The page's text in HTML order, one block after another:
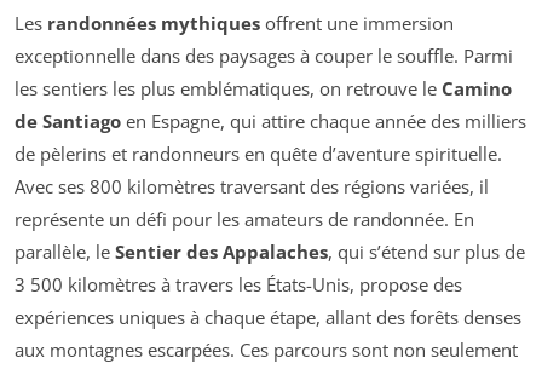
Les randonnées mythiques offrent une immersion
exceptionnelle dans des paysages à couper le souffle. Parmi
les sentiers les plus emblématiques, on retrouve le Camino
de Santiago en Espagne, qui attire chaque année des milliers
de pèlerins et randonneurs en quête d’aventure spirituelle.
Avec ses 800 kilomètres traversant des régions variées, il
représente un défi pour les amateurs de randonnée. En
parallèle, le Sentier des Appalaches, qui s’étend sur plus de
3 500 kilomètres à travers les États-Unis, propose des
expériences uniques à chaque étape, allant des forêts denses
aux montagnes escarpées. Ces parcours sont non seulement